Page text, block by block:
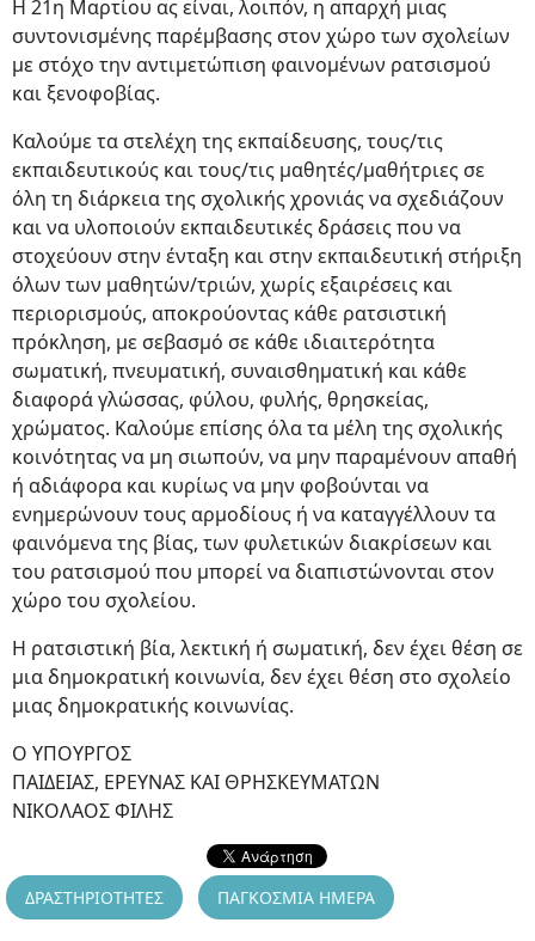
Η 21η Μαρτίου ας είναι, λοιπόν, η απαρχή μιας
συντονισμένης παρέμβασης στον χώρο των σχολείων
με στόχο την αντιμετώπιση φαινομένων ρατσισμού
και ξενοφοβίας.
Καλούμε τα στελέχη της εκπαίδευσης, τους/τις
εκπαιδευτικούς και τους/τις μαθητές/μαθήτριες σε
όλη τη διάρκεια της σχολικής χρονιάς να σχεδιάζουν
και να υλοποιούν εκπαιδευτικές δράσεις που να
στοχεύουν στην ένταξη και στην εκπαιδευτική στήριξη
όλων των μαθητών/τριών, χωρίς εξαιρέσεις και
περιορισμούς, αποκρούοντας κάθε ρατσιστική
πρόκληση, με σεβασμό σε κάθε ιδιαιτερότητα
σωματική, πνευματική, συναισθηματική και κάθε
διαφορά γλώσσας, φύλου, φυλής, θρησκείας,
χρώματος. Καλούμε επίσης όλα τα μέλη της σχολικής
κοινότητας να μη σιωπούν, να μην παραμένουν απαθή
ή αδιάφορα και κυρίως να μην φοβούνται να
ενημερώνουν τους αρμοδίους ή να καταγγέλλουν τα
φαινόμενα της βίας, των φυλετικών διακρίσεων και
του ρατσισμού που μπορεί να διαπιστώνονται στον
χώρο του σχολείου.
Η ρατσιστική βία, λεκτική ή σωματική, δεν έχει θέση σε
μια δημοκρατική κοινωνία, δεν έχει θέση στο σχολείο
μιας δημοκρατικής κοινωνίας.
Ο ΥΠΟΥΡΓΟΣ
ΠΑΙΔΕΙΑΣ, ΕΡΕΥΝΑΣ ΚΑΙ ΘΡΗΣΚΕΥΜΑΤΩΝ
ΝΙΚΟΛΑΟΣ ΦΙΛΗΣ
ΔΡΑΣΤΗΡΙΟΤΗΤΕΣ ΠΑΓΚΟΣΜΙΑ ΗΜΕΡΑ